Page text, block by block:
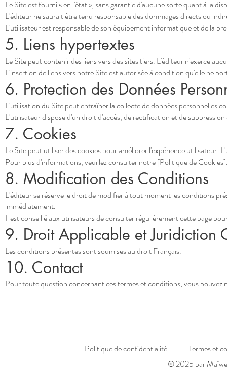
Le Site est fourni « en l'état », sans garantie d'aucune sorte quant à la
L'éditeur ne saurait être tenu responsable des dommages directs ou
L'utilisateur est responsable de son équipement informatique et de la
5. Liens hypertextes
Le Site peut contenir des liens vers des sites tiers. L'éditeur n'exerce
L'insertion de liens vers notre Site est autorisée à condition qu'elle ne
6. Protection des Données
L'utilisation du Site peut entraîner la collecte de données
L'utilisateur dispose d'un droit d'accès, de rectification et de
7. Cookies
Le Site peut utiliser des cookies pour améliorer l'expérience utilisateur.
Pour plus d'informations, veuillez consulter notre [Politique de
8. Modification des Conditions
L'éditeur se réserve le droit de modifier à tout moment les conditions
immédiatement.
Il est conseillé aux utilisateurs de consulter régulièrement cette page
9. Droit Applicable et Juridiction
Les conditions présentes sont soumises au droit Français.
10. Contact
Pour toute question concernant ces termes et conditions, vous pouvez
Politique de confidentialité
Termes et
© 2025 par